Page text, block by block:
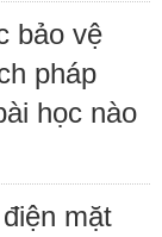
bảo vệ
pháp
học nào
mặt